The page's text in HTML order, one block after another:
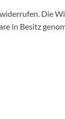
Die
in Besitz